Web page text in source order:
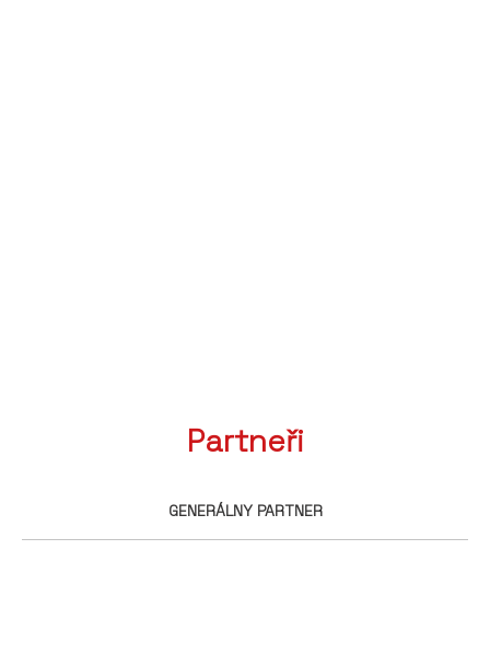
Partneři
GENERÁLNY PARTNER